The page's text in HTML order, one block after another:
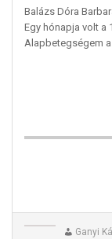
Balázs Dóra
Egy hónapja volt a
Alapbetegségem
Ganyi